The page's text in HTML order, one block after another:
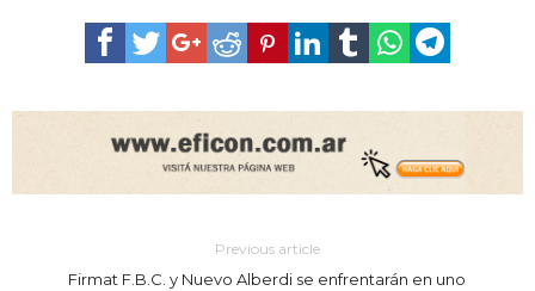
Previous article
Firmat F.B.C. y Nuevo Alberdi se enfrentarán en uno